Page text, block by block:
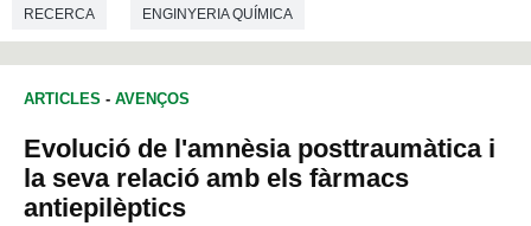
RECERCA ENGINYERIA QUÍMICA
ARTICLES - AVENÇOS
Evolució de l'amnèsia posttraumàtica i
la seva relació amb els fàrmacs
antiepilèptics